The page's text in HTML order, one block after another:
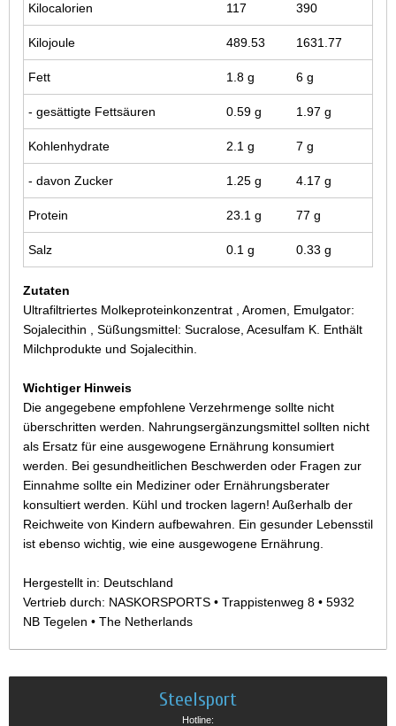
Kilocalorien 117 390
Kilojoule 489.53 1631.77
Fett 1.8 g 6 g
- gesättigte Fettsäuren 0.59 g 1.97 g
Kohlenhydrate 2.1 g 7 g
- davon Zucker 1.25 g 4.17 g
Protein 23.1 g 77 g
Salz 0.1 g 0.33 g
Zutaten
Ultrafiltriertes Molkeproteinkonzentrat , Aromen, Emulgator:
Sojalecithin , Süßungsmittel: Sucralose, Acesulfam K. Enthält
Milchprodukte und Sojalecithin.
Wichtiger Hinweis
Die angegebene empfohlene Verzehrmenge sollte nicht
überschritten werden. Nahrungsergänzungsmittel sollten nicht
als Ersatz für eine ausgewogene Ernährung konsumiert
werden. Bei gesundheitlichen Beschwerden oder Fragen zur
Einnahme sollte ein Mediziner oder Ernährungsberater
konsultiert werden. Kühl und trocken lagern! Außerhalb der
Reichweite von Kindern aufbewahren. Ein gesunder Lebensstil
ist ebenso wichtig, wie eine ausgewogene Ernährung.
Hergestellt in: Deutschland
Vertrieb durch: NASKORSPORTS • Trappistenweg 8 • 5932
NB Tegelen • The Netherlands
Steelsport
Hotline: